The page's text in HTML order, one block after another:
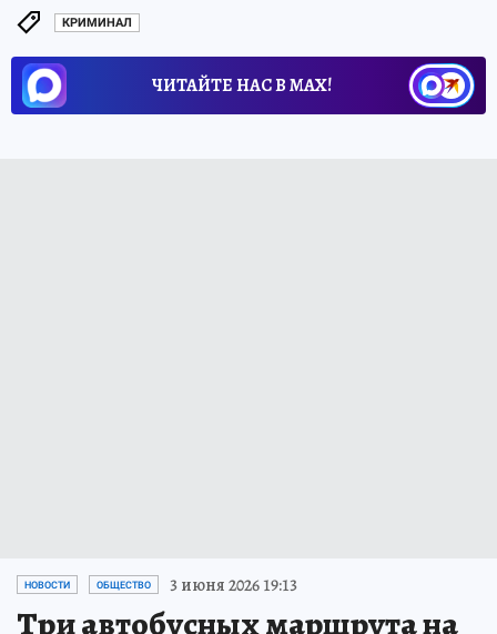
КРИМИНАЛ
ЧИТАЙТЕ НАС В МАХ!
НОВОСТИ ОБЩЕСТВО 3 июня 2026 19:13
Три автобусных маршрута на